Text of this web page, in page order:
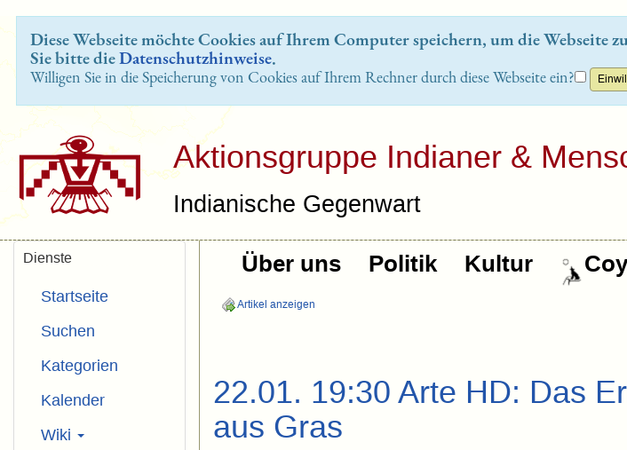
Diese Webseite möchte Cookies auf Ihrem Computer speichern, um die Webseite
Sie bitte dieDatenschutzhinweise.
Willigen Sie in die Speicherung von Cookies auf Ihrem Rechner durch diese Webseite ein?
Aktionsgruppe Indianer &
Indianische Gegenwart
Über uns Politik Kultur
Artikel anzeigen
22.01. 19:30 Arte HD: Das
aus Gras
Dienste
Startseite
Suchen
Kategorien
Kalender
Wiki